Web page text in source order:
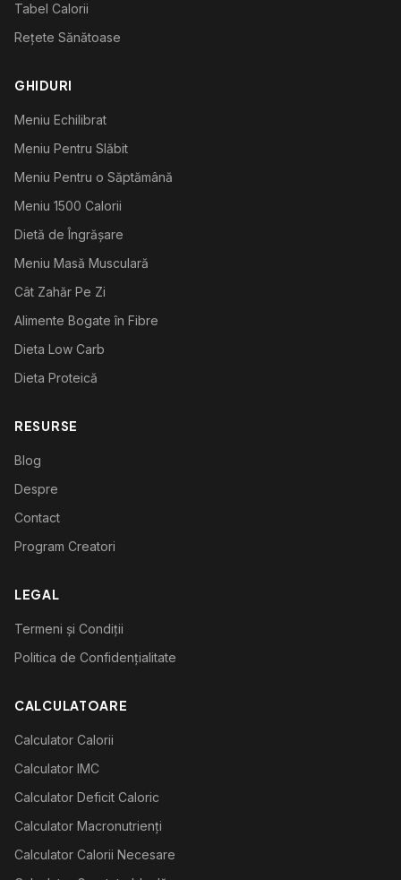
Tabel Calorii
Rețete Sănătoase
GHIDURI
Meniu Echilibrat
Meniu Pentru Slăbit
Meniu Pentru o Săptămână
Meniu 1500 Calorii
Dietă de Îngrășare
Meniu Masă Musculară
Cât Zahăr Pe Zi
Alimente Bogate în Fibre
Dieta Low Carb
Dieta Proteică
RESURSE
Blog
Despre
Contact
Program Creatori
LEGAL
Termeni și Condiții
Politica de Confidențialitate
CALCULATOARE
Calculator Calorii
Calculator IMC
Calculator Deficit Caloric
Calculator Macronutrienți
Calculator Calorii Necesare